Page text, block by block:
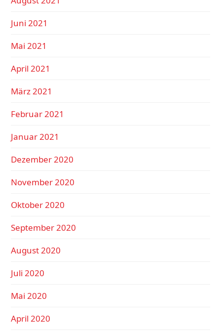
Juni 2021
Mai 2021
April 2021
März 2021
Februar 2021
Januar 2021
Dezember 2020
November 2020
Oktober 2020
September 2020
August 2020
Juli 2020
Mai 2020
April 2020